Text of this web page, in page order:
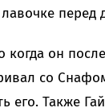
перед
когда он
со
его. Также